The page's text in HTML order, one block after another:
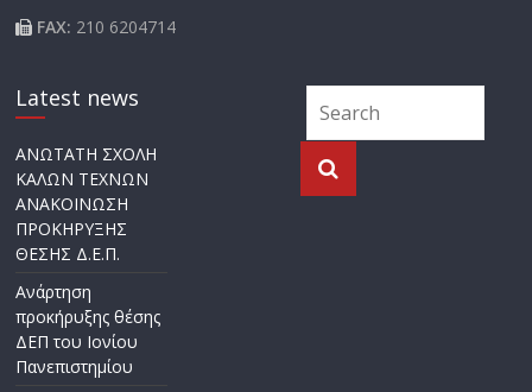
FAX: 210 6204714
Latest news
ΑΝΩΤΑΤΗ ΣΧΟΛΗ
ΚΑΛΩΝ ΤΕΧΝΩΝ
ΑΝΑΚΟΙΝΩΣΗ
ΠΡΟΚΗΡΥΞΗΣ
ΘΕΣΗΣ Δ.Ε.Π.
Ανάρτηση
προκήρυξης θέσης
ΔΕΠ του Ιονίου
Πανεπιστημίου